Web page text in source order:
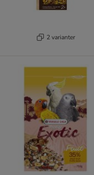
2 varianter